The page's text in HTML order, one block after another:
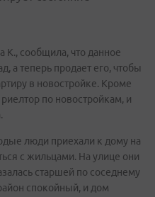
сообщила, что данное
а теперь продает его, чтобы
в новостройке. Кроме
по новостройкам, и
люди приехали к дому на
с жильцами. На улице они
старшей по соседнему
спокойный, и дом